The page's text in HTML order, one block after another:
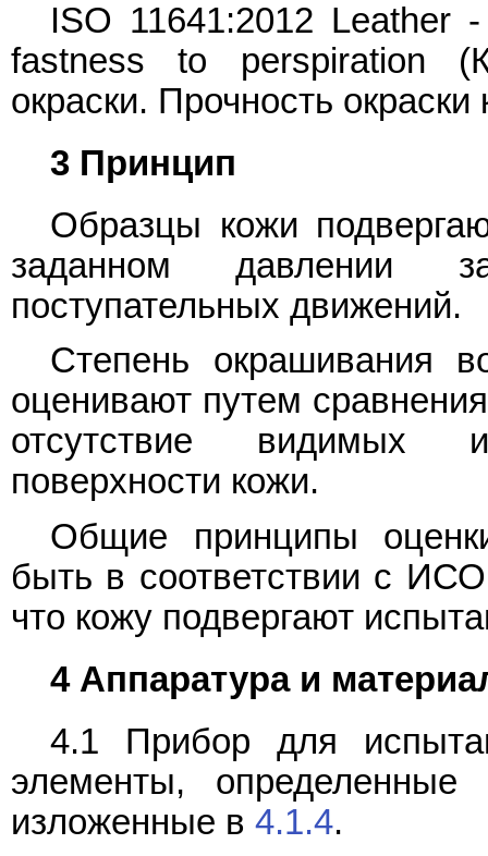
ISO 11641:2012 Leather
fastness to perspiration
окраски. Прочность окраски
3 Принцип
Образцы кожи
заданном давлении
поступательных движений.
Степень окрашивания
оценивают путем
отсутствие видимых
поверхности кожи.
Общие принципы
быть в соответствии с
что кожу подвергают
4 Аппаратура и
4.1 Прибор для
элементы,
изложенные в 4.1.4.